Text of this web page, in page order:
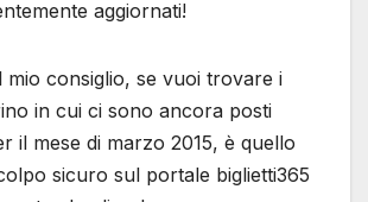
alle partite di basket, tennis,
web troverai moltissime
e novità, in modo da
aggiornato sulla tua band